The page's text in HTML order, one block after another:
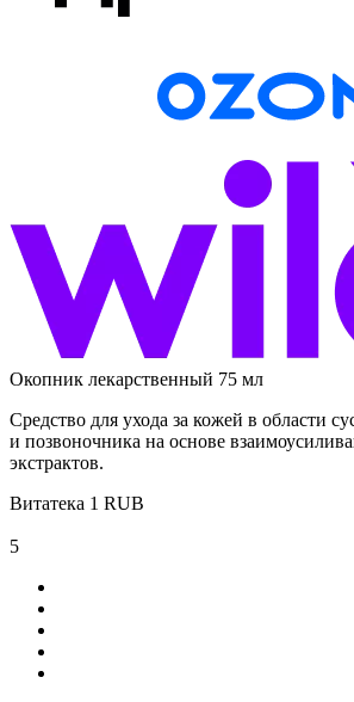
Окопник лекарственный 75 мл
Средство для ухода за кожей в области
и позвоночника на основе
экстрактов.
Витатека 1 RUB
5